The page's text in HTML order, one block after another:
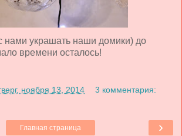
нами украшать наши домики) до
времени осталось!
ноября 13, 2014 3 комментария:
›
Главная страница